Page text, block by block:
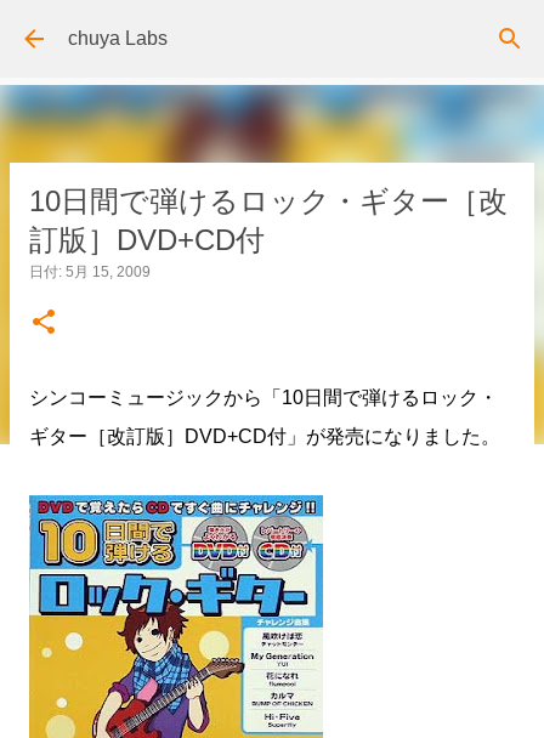
スキップしてメイン コンテンツに移動
chuya Labs
10日間で弾けるロック・ギター［改
訂版］DVD+CD付
日付: 5月 15, 2009
シンコーミュージックから「10日間で弾けるロック・
ギター［改訂版］DVD+CD付」が発売になりました。